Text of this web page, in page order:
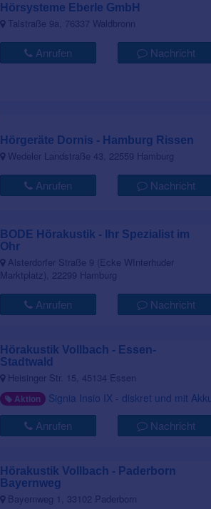
Hörsysteme Eberle GmbH
Talstraße 9a, 76337 Waldbronn
Anrufen Nachricht
Hörgeräte Dornis - Hamburg Rissen
Wedeler Landstraße 43, 22559 Hamburg
Anrufen Nachricht
BODE Hörakustik - Ihr Spezialist im
Ohr
Alsterdorfer Straße 9 (Ecke WInterhuder
Marktplatz), 22299 Hamburg
Anrufen Nachricht
Hörakustik Vollbach - Essen-
Stadtwald
Heisinger Str. 15, 45134 Essen
Aktion Signia Insio IX - diskret und mit
Anrufen Nachricht
Hörakustik Vollbach - Paderborn
Bayernweg
Bayernweg 1, 33102 Paderborn